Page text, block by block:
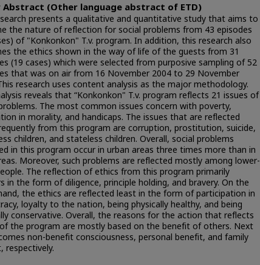
Abstract (Other language abstract of ETD)
presents a qualitative and quantitative study that aims to
the nature of reflection for social problems from 43 episodes
of "Konkonkon" T.v. program. In addition, this research also
the ethics shown in the way of life of the guests from 31
(19 cases) which were selected from purposive sampling of 52
that was on air from 16 November 2004 to 29 November
research uses content analysis as the major methodology.
reveals that “Konkonkon" T.v. program reflects 21 issues of
The most common issues concern with poverty,
in morality, and handicaps. The issues that are reflected
from this program are corruption, prostitution, suicide,
children, and stateless children. Overall, social problems
in this program occur in urban areas three times more than in
Moreover, such problems are reflected mostly among lower-
The reflection of ethics from this program primarily
in the form of diligence, principle holding, and bravery. On the
the ethics are reflected least in the form of participation in
loyalty to the nation, being physically healthy, and being
conservative. Overall, the reasons for the action that reflects
the program are mostly based on the benefit of others. Next
non-benefit consciousness, personal benefit, and family
respectively.